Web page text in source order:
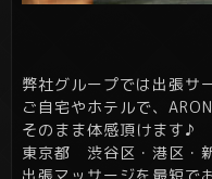
弊社グループでは出張サ
ご自宅やホテルで、
そのまま体感頂けます♪
東京都 渋谷区・港区・